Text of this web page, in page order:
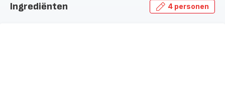
volledige
Ingrediënten 4 personen